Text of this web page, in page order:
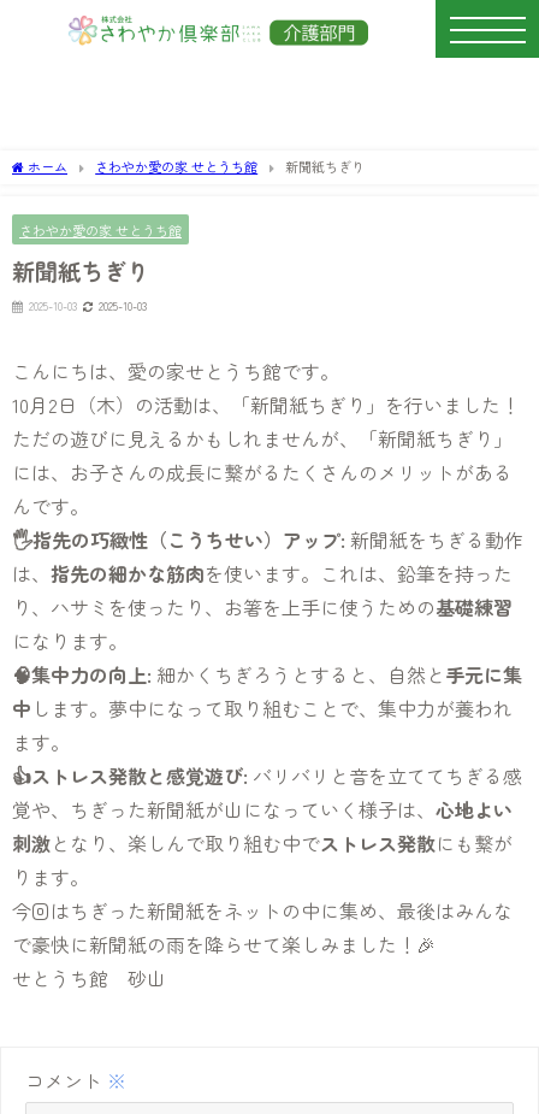
ホーム さわやか愛の家 せとうち館 新聞紙ちぎり
さわやか愛の家 せとうち館
新聞紙ちぎり
2025-10-03 2025-10-03
こんにちは、愛の家せとうち館です。
10月2日（木）の活動は、「新聞紙ちぎり」を行いました！
ただの遊びに見えるかもしれませんが、「新聞紙ちぎり」
には、お子さんの成長に繋がるたくさんのメリットがある
んです。
🖐️指先の巧緻性（こうちせい）アップ: 新聞紙をちぎる動作
は、 指先の細かな筋肉を使います。これは、鉛筆を持った
り、ハサミを使ったり、お箸を上手に使うための基礎練習
になります。
🧠集中力の向上: 細かくちぎろうとすると、自然と手元に集
中 します。夢中になって取り組むことで、集中力が養われ
ます。
👍ストレス発散と感覚遊び: バリバリと音を立ててちぎる感
覚や、ちぎった新聞紙が山になっていく様子は、 心地よい
刺激となり、楽しんで取り組む中でストレス発散にも繋が
ります。
今回はちぎった新聞紙をネットの中に集め、最後はみんな
で豪快に新聞紙の雨を降らせて楽しみました！🎉
せとうち館 砂山
コメント ※